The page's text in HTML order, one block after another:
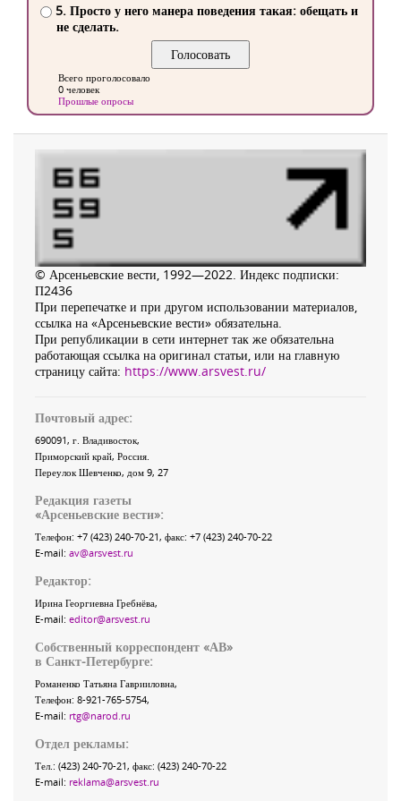
5. Просто у него манера поведения такая: обещать и
не сделать.
Всего проголосовало
0 человек
Прошлые опросы
© Арсеньевские вести, 1992—2022. Индекс подписки:
П2436
При перепечатке и при другом использовании материалов,
ссылка на «Арсеньевские вести» обязательна.
При републикации в сети интернет так же обязательна
работающая ссылка на оригинал статьи, или на главную
страницу сайта: https://www.arsvest.ru/
Почтовый адрес:
690091, г. Владивосток,
Приморский край, Россия
Переулок Шевченко, дом 9, 27
Редакция газеты
«Арсеньевские вести»:
Телефон: +7 (423) 240-70-21, факс: +7 (423) 240-70-22
E-mail: av@arsvest.ru
Редактор:
Ирина Георгиевна Гребнёва,
E-mail: editor@arsvest.ru
Собственный корреспондент «АВ»
в Санкт-Петербурге:
Романенко Татьяна Гаврииловна,
Телефон: 8-921-765-5754,
E-mail: rtg@narod.ru
Отдел рекламы:
Тел.: (423) 240-70-21, факс: (423) 240-70-22
E-mail: reklama@arsvest.ru